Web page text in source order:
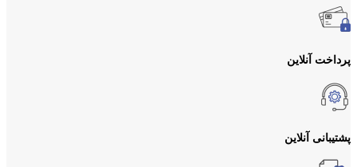
پرداخت آنلاین
پشتیبانی آنلاین